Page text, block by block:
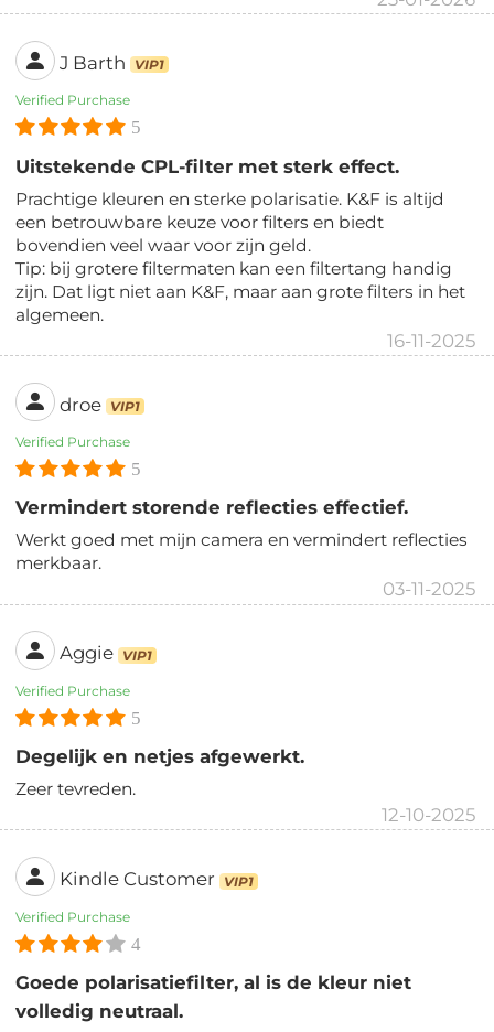
J Barth VIP1
Verified Purchase
5
Uitstekende CPL-filter met sterk effect.
Prachtige kleuren en sterke polarisatie. K&F is altijd
een betrouwbare keuze voor filters en biedt
bovendien veel waar voor zijn geld.
Tip: bij grotere filtermaten kan een filtertang handig
zijn. Dat ligt niet aan K&F, maar aan grote filters in het
algemeen.
16-11-2025
droe VIP1
Verified Purchase
5
Vermindert storende reflecties effectief.
Werkt goed met mijn camera en vermindert reflecties
merkbaar.
03-11-2025
Aggie VIP1
Verified Purchase
5
Degelijk en netjes afgewerkt.
Zeer tevreden.
12-10-2025
Kindle Customer VIP1
Verified Purchase
4
Goede polarisatiefilter, al is de kleur niet
volledig neutraal.